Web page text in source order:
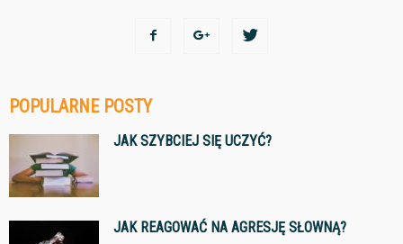
POPULARNE POSTY
JAK SZYBCIEJ SIĘ UCZYĆ?
JAK REAGOWAĆ NA AGRESJĘ SŁOWNĄ?